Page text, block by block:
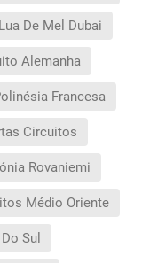
Lua De Mel Dubai
Alemanha
Francesa
Circuitos
Rovaniemi
Médio Oriente
Sul